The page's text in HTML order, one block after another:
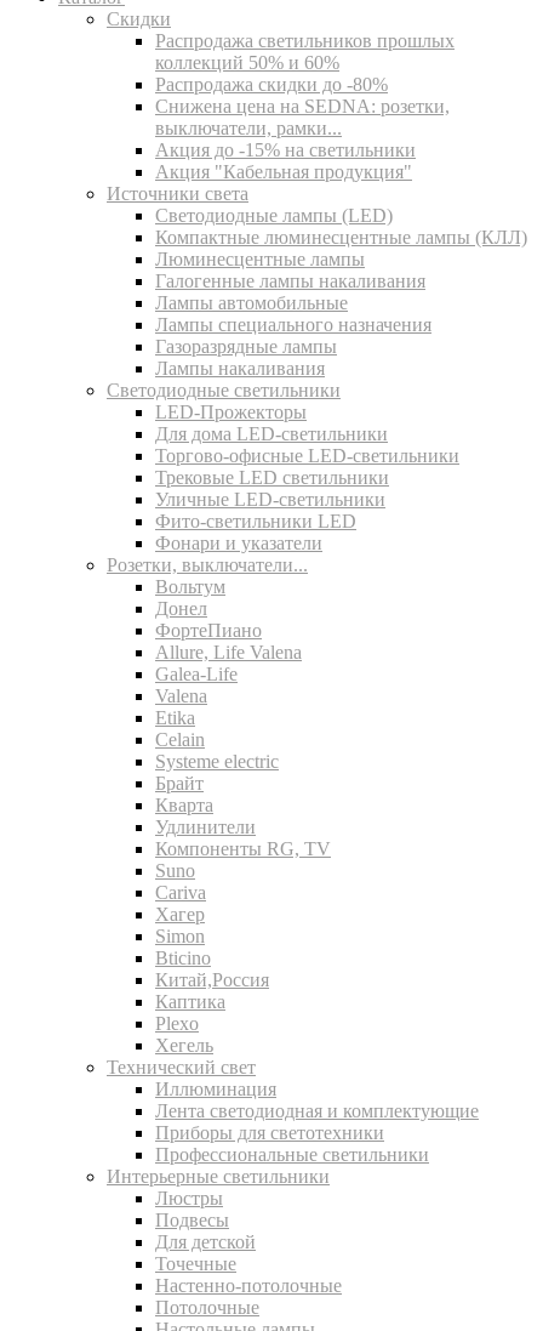
Скидки
Распродажа светильников прошлых
коллекций 50% и 60%
Распродажа скидки до -80%
Cнижена цена на SEDNA: розетки,
выключатели, рамки...
Акция до -15% на светильники
Акция "Кабельная продукция"
Источники света
Светодиодные лампы (LED)
Компактные люминесцентные лампы (КЛЛ)
Люминесцентные лампы
Галогенные лампы накаливания
Лампы автомобильные
Лампы специального назначения
Газоразрядные лампы
Лампы накаливания
Светодиодные светильники
LED-Прожекторы
Для дома LED-светильники
Торгово-офисные LED-светильники
Трековые LED светильники
Уличные LED-светильники
Фито-светильники LED
Фонари и указатели
Розетки, выключатели...
Вольтум
Донел
ФортеПиано
Allure, Life Valena
Galea-Life
Valena
Etika
Celain
Systeme electric
Брайт
Кварта
Удлинители
Компоненты RG, TV
Suno
Cariva
Хагер
Simon
Bticino
Китай,Россия
Каптика
Plexo
Хегель
Технический свет
Иллюминация
Лента светодиодная и комплектующие
Приборы для светотехники
Профессиональные светильники
Интерьерные светильники
Люстры
Подвесы
Для детской
Точечные
Настенно-потолочные
Потолочные